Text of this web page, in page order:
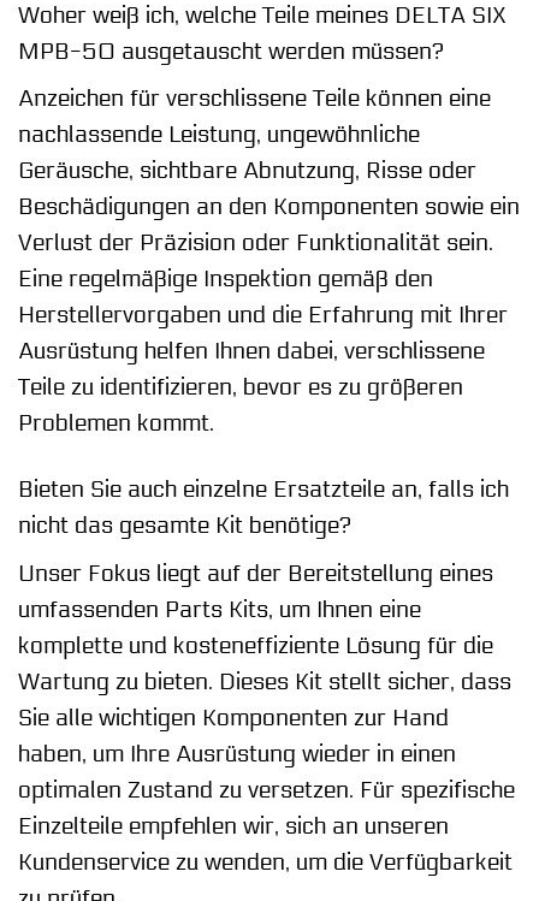
Woher weiß ich, welche Teile meines DELTA SIX
MPB-50 ausgetauscht werden müssen?
Anzeichen für verschlissene Teile können eine
nachlassende Leistung, ungewöhnliche
Geräusche, sichtbare Abnutzung, Risse oder
Beschädigungen an den Komponenten sowie ein
Verlust der Präzision oder Funktionalität sein.
Eine regelmäßige Inspektion gemäß den
Herstellervorgaben und die Erfahrung mit Ihrer
Ausrüstung helfen Ihnen dabei, verschlissene
Teile zu identifizieren, bevor es zu größeren
Problemen kommt.
Bieten Sie auch einzelne Ersatzteile an, falls ich
nicht das gesamte Kit benötige?
Unser Fokus liegt auf der Bereitstellung eines
umfassenden Parts Kits, um Ihnen eine
komplette und kosteneffiziente Lösung für die
Wartung zu bieten. Dieses Kit stellt sicher, dass
Sie alle wichtigen Komponenten zur Hand
haben, um Ihre Ausrüstung wieder in einen
optimalen Zustand zu versetzen. Für spezifische
Einzelteile empfehlen wir, sich an unseren
Kundenservice zu wenden, um die Verfügbarkeit